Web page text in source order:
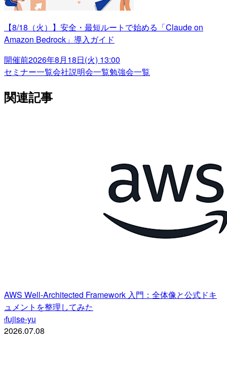
【8/18（火）】安全・最短ルートで始める「Claude on
Amazon Bedrock」導入ガイド
開催前2026年8月18日(火) 13:00
セミナー一覧会社説明会一覧勉強会一覧
関連記事
AWS Well-Architected Framework 入門：全体像と公式ドキ
ュメントを整理してみた
ffujise-yu
2026.07.08